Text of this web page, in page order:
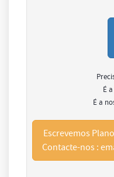
É
É a
Escrevemos
Contacte-nos :